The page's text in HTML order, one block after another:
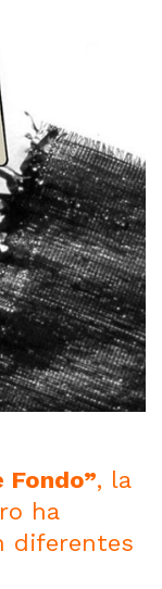
Fondo”, la
ha
diferentes